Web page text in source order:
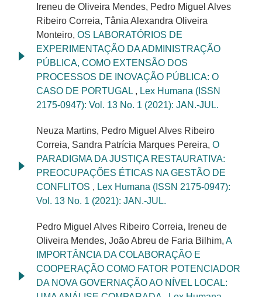
Ireneu de Oliveira Mendes, Pedro Miguel Alves
Ribeiro Correia, Tânia Alexandra Oliveira
Monteiro, OS LABORATÓRIOS DE
EXPERIMENTAÇÃO DA ADMINISTRAÇÃO
PÚBLICA, COMO EXTENSÃO DOS
PROCESSOS DE INOVAÇÃO PÚBLICA: O
CASO DE PORTUGAL , Lex Humana (ISSN
2175-0947): Vol. 13 No. 1 (2021): JAN.-JUL.
Neuza Martins, Pedro Miguel Alves Ribeiro
Correia, Sandra Patrícia Marques Pereira, O
PARADIGMA DA JUSTIÇA RESTAURATIVA:
PREOCUPAÇÕES ÉTICAS NA GESTÃO DE
CONFLITOS , Lex Humana (ISSN 2175-0947):
Vol. 13 No. 1 (2021): JAN.-JUL.
Pedro Miguel Alves Ribeiro Correia, Ireneu de
Oliveira Mendes, João Abreu de Faria Bilhim, A
IMPORTÂNCIA DA COLABORAÇÃO E
COOPERAÇÃO COMO FATOR POTENCIADOR
DA NOVA GOVERNAÇÃO AO NÍVEL LOCAL: